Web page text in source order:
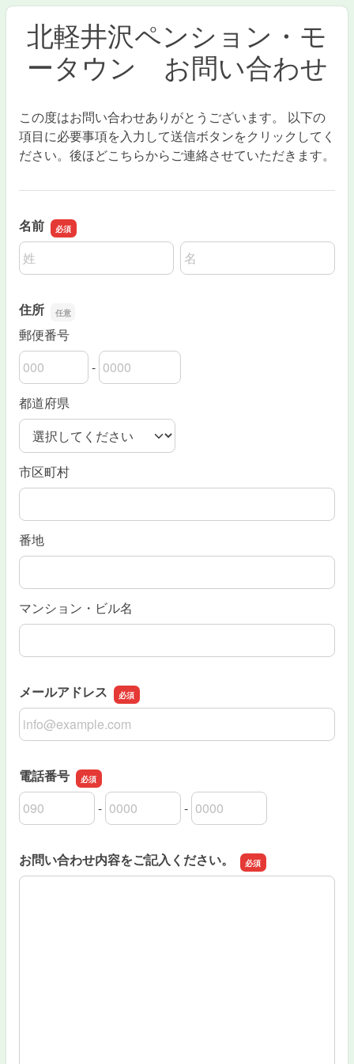
北軽井沢ペンション・モ
ータウン お問い合わせ
この度はお問い合わせありがとうございます。 以下の
項目に必要事項を入力して送信ボタンをクリックしてく
ださい。後ほどこちらからご連絡させていただきます。
名前
名前の姓
名前の名
住所
郵便番号
郵便番号の上3桁
-
郵便番号の下4桁
都道府県
市区町村
番地
マンション・ビル名
メールアドレス
メールアドレス
電話番号
電話番号の市外局番
-
電話番号の市内局番 -
電話番号の加入者番号
お問い合わせ内容をご記入ください。
お問い合わせ内容をご記入ください。